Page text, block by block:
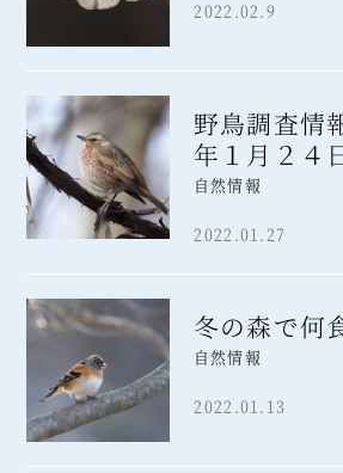
2022.02.9
野鳥調査情
年１月２４
自然情報
2022.01.27
冬の森で何
自然情報
2022.01.13